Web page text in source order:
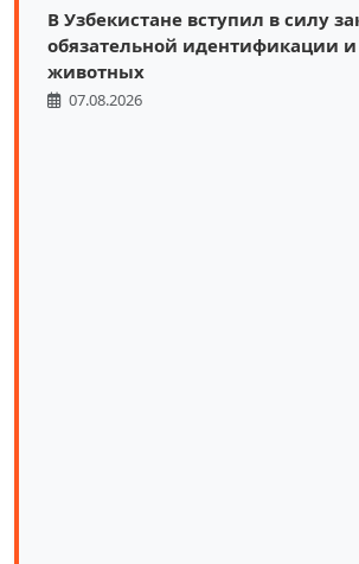
В Узбекистане вступил в силу
обязательной идентификации
животных
07.08.2026